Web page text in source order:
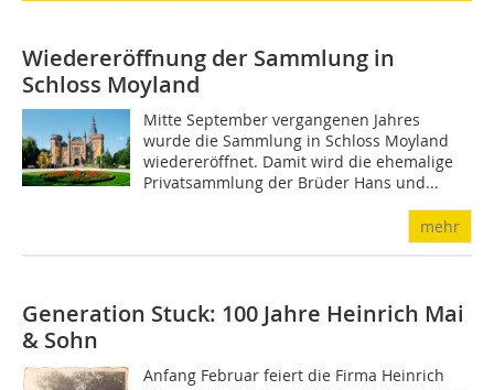
Wiedereröffnung der Sammlung in
Schloss Moyland
Mitte September vergangenen Jahres
wurde die Sammlung in Schloss Moyland
wiedereröffnet. Damit wird die ehemalige
Privatsammlung der Brüder Hans und...
mehr
Generation Stuck: 100 Jahre Heinrich Mai
& Sohn
Anfang Februar feiert die Firma Heinrich